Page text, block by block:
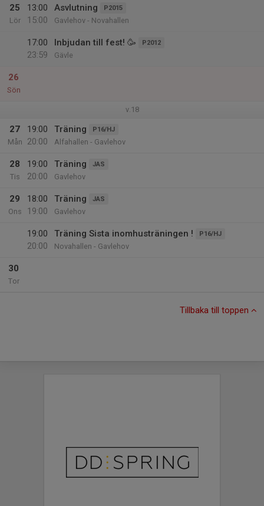
25
Lör
13:00
15:00
Asvlutning P2015
Gavlehov - Novahallen
17:00
23:59
Inbjudan till fest! 🥳 P2012
Gävle
26
Sön
v.18
27
Mån
19:00
20:00
Träning P16/HJ
Alfahallen - Gavlehov
28
Tis
19:00
20:00
Träning JAS
Gavlehov
29
Ons
18:00
19:00
Träning JAS
Gavlehov
19:00
20:00
Träning Sista inomhusträningen ! P16/HJ
Novahallen - Gavlehov
30
Tor
Tillbaka till toppen